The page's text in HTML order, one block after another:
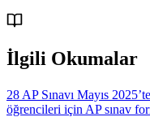
İlgili Okumalar
28 AP Sınavı Mayıs
öğrencileri için AP sınav